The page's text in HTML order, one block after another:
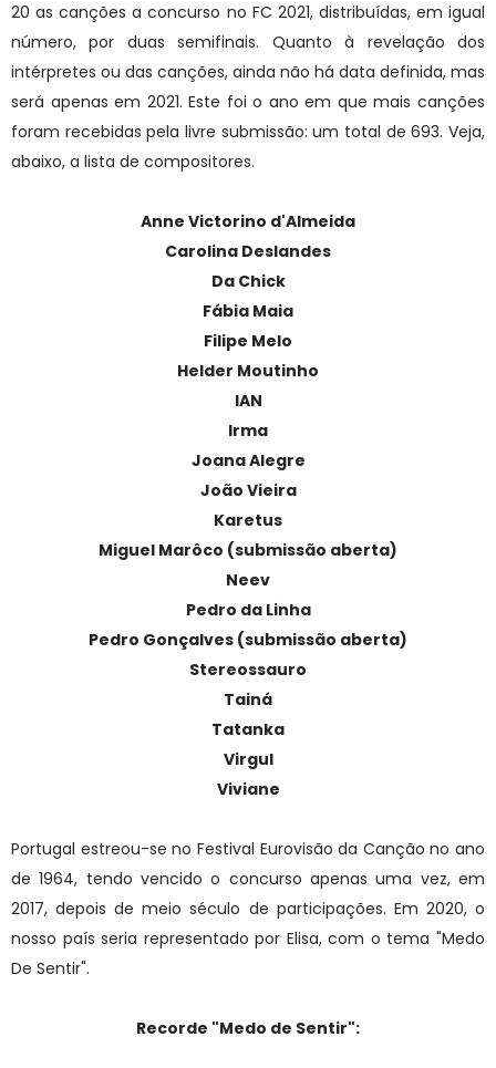
20 as canções a concurso no FC 2021, distribuídas, em igual
número, por duas semifinais. Quanto à revelação dos
intérpretes ou das canções, ainda não há data definida, mas
será apenas em 2021. Este foi o ano em que mais canções
foram recebidas pela livre submissão: um total de 693. Veja,
abaixo, a lista de compositores.
Anne Victorino d'Almeida
Carolina Deslandes
Da Chick
Fábia Maia
Filipe Melo
Helder Moutinho
IAN
Irma
Joana Alegre
João Vieira
Karetus
Miguel Marôco (submissão aberta)
Neev
Pedro da Linha
Pedro Gonçalves (submissão aberta)
Stereossauro
Tainá
Tatanka
Virgul
Viviane
Portugal estreou-se no Festival Eurovisão da Canção no ano
de 1964, tendo vencido o concurso apenas uma vez, em
2017, depois de meio século de participações. Em 2020, o
nosso país seria representado por Elisa, com o tema "Medo
De Sentir".
Recorde "Medo de Sentir":